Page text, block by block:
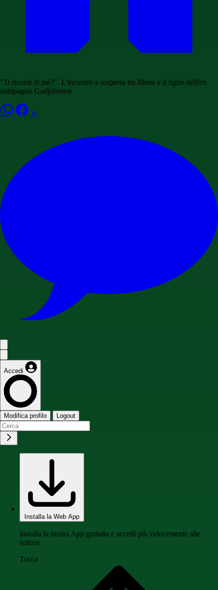
"Ti ricordi di me?". L'incontro a sorpresa tra Messi e il figlio dell'ex
compagno Gudjohnsen
Accedi
Modifica profilo Logout
Installa la Web App
Installa la nostra App gratuita e accedi più velocemente alle
notizie
Tocca